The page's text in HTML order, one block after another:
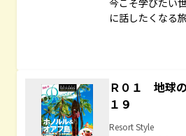
今こそ学びたい
に話したくなる
Ｒ０１ 地球
１９
Resort Style